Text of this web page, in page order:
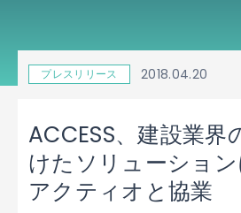
プレスリリース 2018.04.20
ACCESS、建設業界
けたソリューション
アクティオと協業